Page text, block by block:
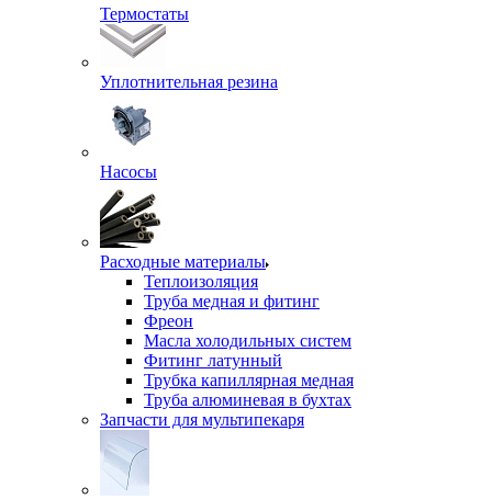
Термостаты
Уплотнительная резина
Насосы
Расходные материалы
Теплоизоляция
Труба медная и фитинг
Фреон
Масла холодильных систем
Фитинг латунный
Трубка капиллярная медная
Труба алюминевая в бухтах
Запчасти для мультипекаря